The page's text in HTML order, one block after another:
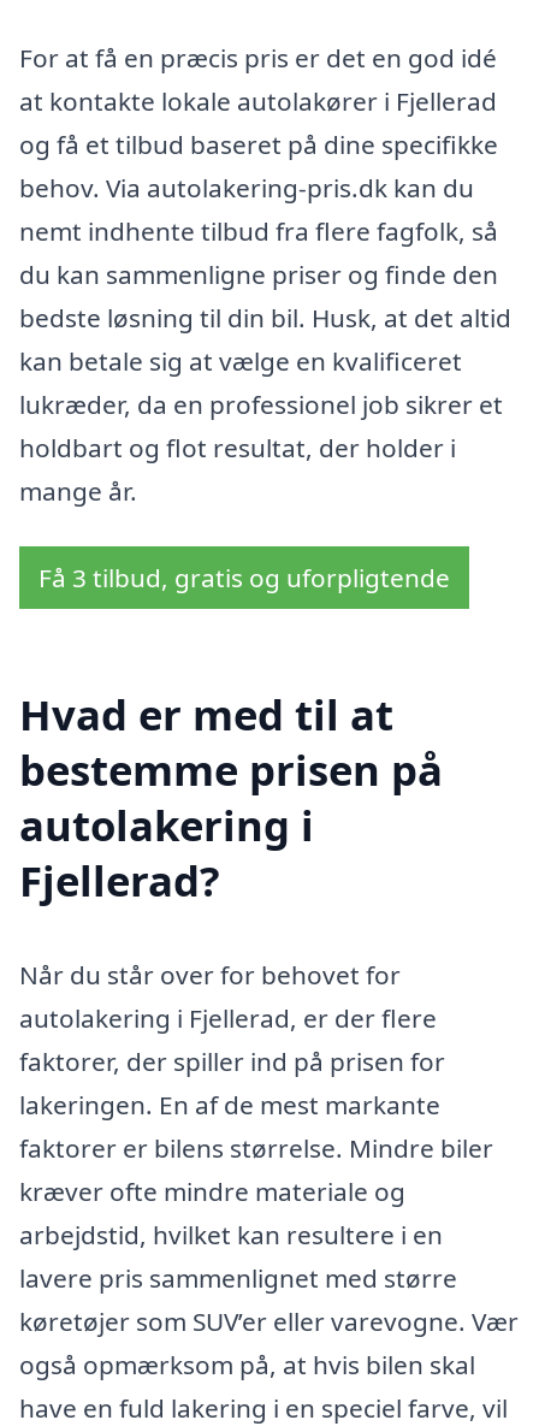
For at få en præcis pris er det en god idé
at kontakte lokale autolakører i Fjellerad
og få et tilbud baseret på dine specifikke
behov. Via autolakering-pris.dk kan du
nemt indhente tilbud fra flere fagfolk, så
du kan sammenligne priser og finde den
bedste løsning til din bil. Husk, at det altid
kan betale sig at vælge en kvalificeret
lukræder, da en professionel job sikrer et
holdbart og flot resultat, der holder i
mange år.
Få 3 tilbud, gratis og uforpligtende
Hvad er med til at
bestemme prisen på
autolakering i
Fjellerad?
Når du står over for behovet for
autolakering i Fjellerad, er der flere
faktorer, der spiller ind på prisen for
lakeringen. En af de mest markante
faktorer er bilens størrelse. Mindre biler
kræver ofte mindre materiale og
arbejdstid, hvilket kan resultere i en
lavere pris sammenlignet med større
køretøjer som SUV’er eller varevogne. Vær
også opmærksom på, at hvis bilen skal
have en fuld lakering i en speciel farve, vil